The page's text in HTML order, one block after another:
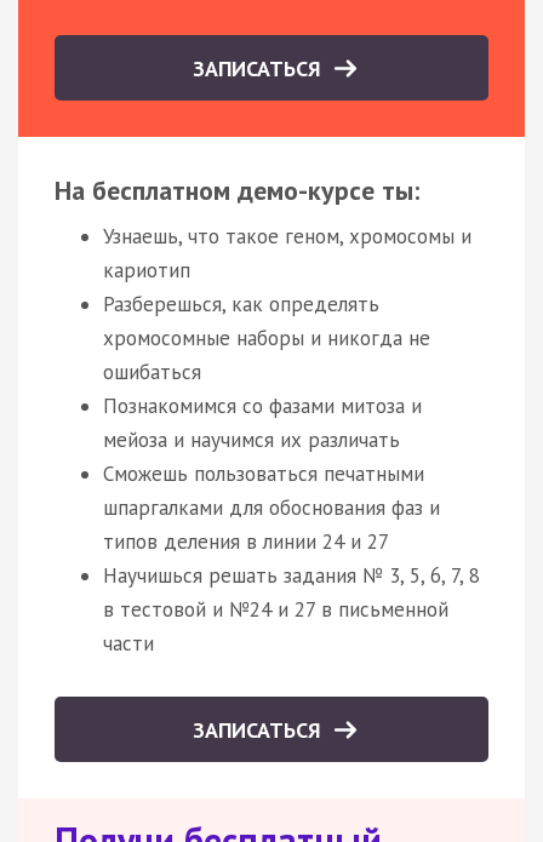
ЗАПИСАТЬСЯ
На бесплатном демо-курсе ты:
Узнаешь, что такое геном, хромосомы и
кариотип
Разберешься, как определять
хромосомные наборы и никогда не
ошибаться
Познакомимся со фазами митоза и
мейоза и научимся их различать
Сможешь пользоваться печатными
шпаргалками для обоснования фаз и
типов деления в линии 24 и 27
Научишься решать задания № 3, 5, 6, 7, 8
в тестовой и №24 и 27 в письменной
части
ЗАПИСАТЬСЯ